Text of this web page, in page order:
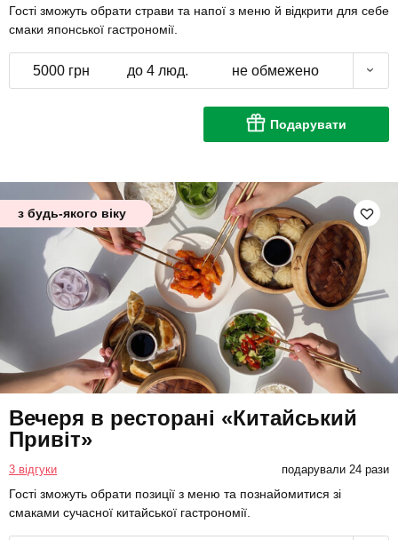
Гості зможуть обрати страви та напої з меню й відкрити для себе
смаки японської гастрономії.
5000 грн до 4 люд. не обмежено
Подарувати
з будь-якого віку
Вечеря в ресторані «Китайський
Привіт»
3 відгуки подарували 24 рази
Гості зможуть обрати позиції з меню та познайомитися зі
смаками сучасної китайської гастрономії.